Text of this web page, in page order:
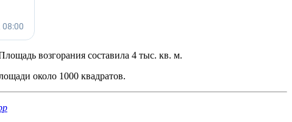
возгорания составила 4 тыс. кв. м.
около 1000 квадратов.